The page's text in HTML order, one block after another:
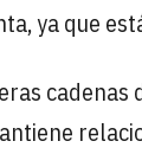
ya que